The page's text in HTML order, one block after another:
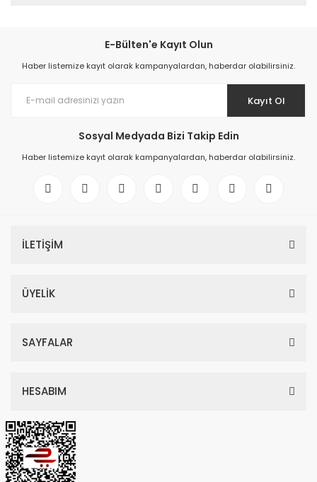
E-Bülten'e Kayıt Olun
Haber listemize kayıt olarak kampanyalardan, haberdar olabilirsiniz.
Kayıt Ol
Sosyal Medyada Bizi Takip Edin
Haber listemize kayıt olarak kampanyalardan, haberdar olabilirsiniz.
İLETİŞİM
ÜYELİK
SAYFALAR
HESABIM